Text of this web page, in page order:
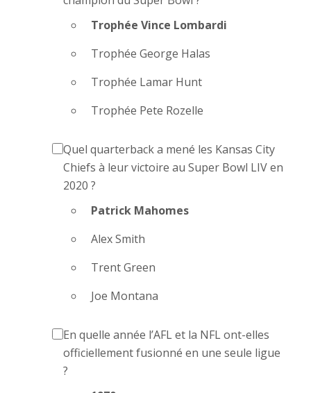
Trophée Vince Lombardi
Trophée George Halas
Trophée Lamar Hunt
Trophée Pete Rozelle
Quel quarterback a mené les Kansas City
Chiefs à leur victoire au Super Bowl LIV en
2020 ?
Patrick Mahomes
Alex Smith
Trent Green
Joe Montana
En quelle année l’AFL et la NFL ont-elles
officiellement fusionné en une seule ligue
?